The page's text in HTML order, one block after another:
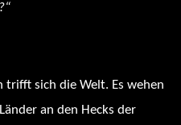
trifft sich die Welt. Es wehen
an den Hecks der